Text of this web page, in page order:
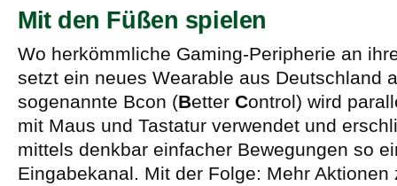
Mit den Füßen spielen
Wo herkömmliche Gaming-Peripherie an
setzt ein neues Wearable aus Deutschland
sogenannte Bcon (Better Control) wird
mit Maus und Tastatur verwendet und
mittels denkbar einfacher Bewegungen so
Eingabekanal. Mit der Folge: Mehr Aktionen